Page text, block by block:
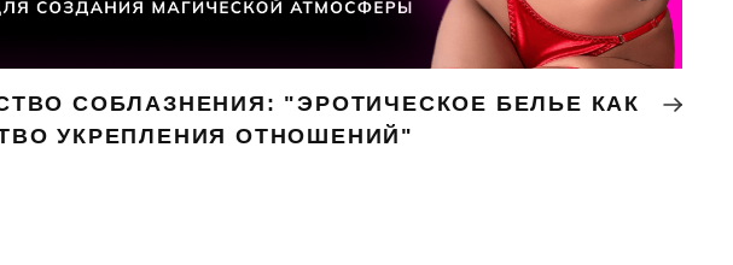
СОБЛАЗНЕНИЯ: "ЭРОТИЧЕСКОЕ БЕЛЬЕ КАК
УКРЕПЛЕНИЯ ОТНОШЕНИЙ"